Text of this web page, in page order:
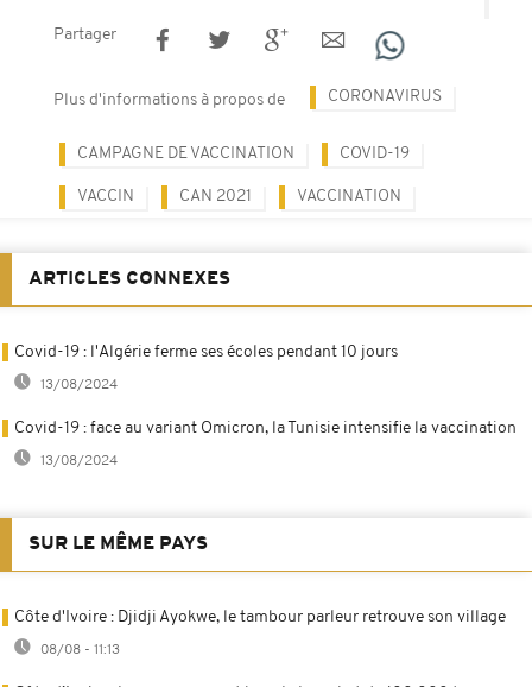
Partager
Plus d'informations à propos de CORONAVIRUS
CAMPAGNE DE VACCINATION COVID-19
VACCIN CAN 2021 VACCINATION
ARTICLES CONNEXES
Covid-19 : l'Algérie ferme ses écoles pendant 10 jours
13/08/2024
Covid-19 : face au variant Omicron, la Tunisie intensifie la vaccination
13/08/2024
SUR LE MÊME PAYS
Côte d'Ivoire : Djidji Ayokwe, le tambour parleur retrouve son village
08/08 - 11:13